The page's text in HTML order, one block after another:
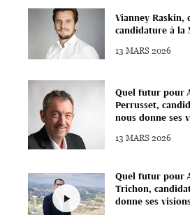
Vianney Raskin,
candidature à la
13 MARS 2026
Quel futur pour
Perrusset,
nous donne ses
13 MARS 2026
Quel futur pour
Trichon,
donne ses